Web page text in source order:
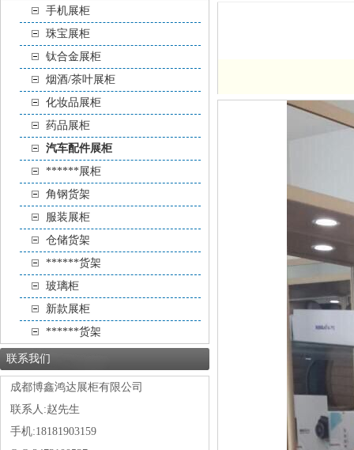
手机展柜
珠宝展柜
钛合金展柜
烟酒/茶叶展柜
化妆品展柜
药品展柜
汽车配件展柜
******展柜
角钢货架
服装展柜
仓储货架
******货架
玻璃柜
新款展柜
******货架
联系我们
成都博鑫鸿达展柜有限公司
联系人:赵先生
手机:18181903159